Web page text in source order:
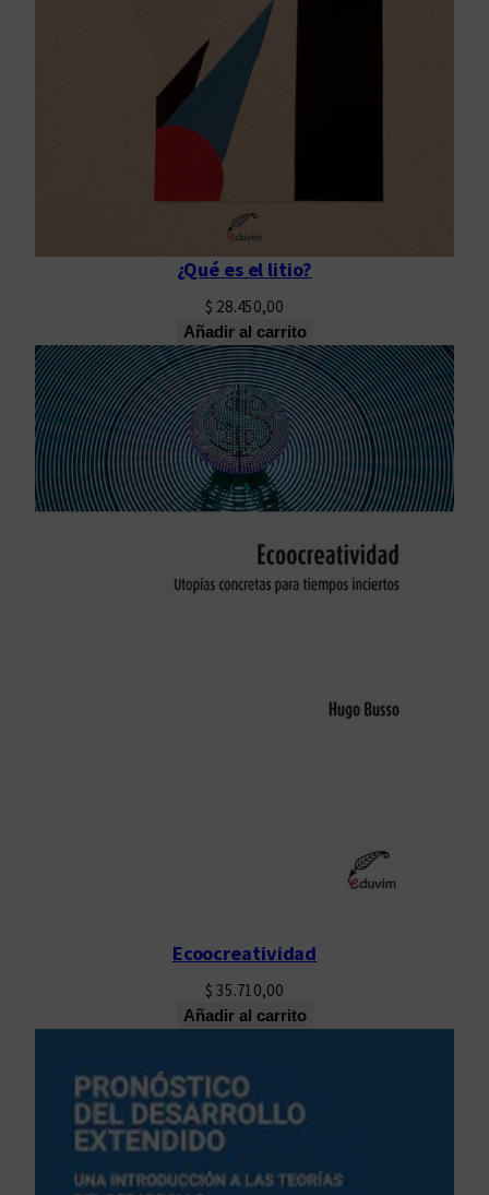
¿Qué es el litio?
$ 28.450,00
Añadir al carrito
Ecoocreatividad
$ 35.710,00
Añadir al carrito